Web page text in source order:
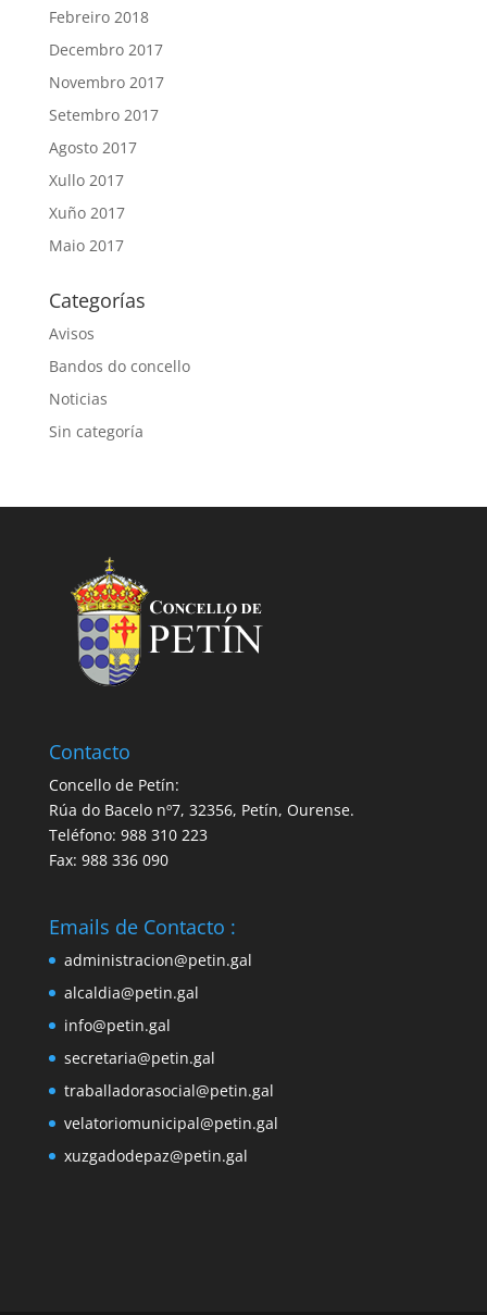
Febreiro 2018
Decembro 2017
Novembro 2017
Setembro 2017
Agosto 2017
Xullo 2017
Xuño 2017
Maio 2017
Categorías
Avisos
Bandos do concello
Noticias
Sin categoría
Contacto
Concello de Petín:
Rúa do Bacelo nº7, 32356, Petín, Ourense.
Teléfono: 988 310 223
Fax: 988 336 090
Emails de Contacto :
administracion@petin.gal
alcaldia@petin.gal
info@petin.gal
secretaria@petin.gal
traballadorasocial@petin.gal
velatoriomunicipal@petin.gal
xuzgadodepaz@petin.gal